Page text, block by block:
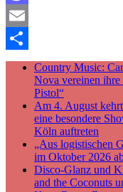
Mastodon
Email
Teilen
Country Music:
Nova vereinen
Pistol“
Am 4. August
eine besondere
Köln auftreten
„Aus logistischen
im Oktober 2026
Disco-Glanz und
and the Coconuts